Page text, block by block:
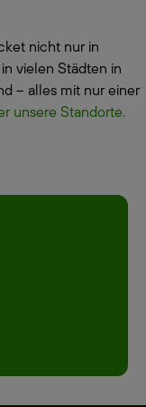
nicht nur in
vielen Städten in
– alles mit nur einer
unsere Standorte.